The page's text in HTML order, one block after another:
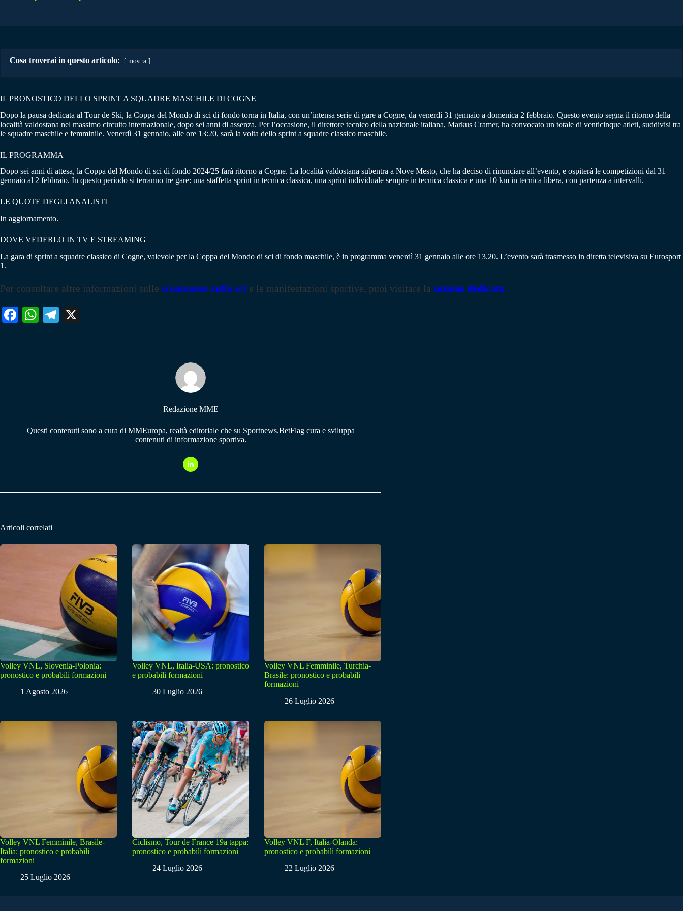
Cosa troverai in questo articolo: mostra
IL PRONOSTICO DELLO SPRINT A SQUADRE MASCHILE DI COGNE
Dopo la pausa dedicata al Tour de Ski, la Coppa del Mondo di sci di fondo torna in Italia, con un’intensa serie di gare a Cogne, da venerdì 31 gennaio a domenica 2 febbraio. Questo evento segna il ritorno della
località valdostana nel massimo circuito internazionale, dopo sei anni di assenza. Per l’occasione, il direttore tecnico della nazionale italiana, Markus Cramer, ha convocato un totale di venticinque atleti, suddivisi tra
le squadre maschile e femminile. Venerdì 31 gennaio, alle ore 13:20, sarà la volta dello sprint a squadre classico maschile.
IL PROGRAMMA
Dopo sei anni di attesa, la Coppa del Mondo di sci di fondo 2024/25 farà ritorno a Cogne. La località valdostana subentra a Nove Mesto, che ha deciso di rinunciare all’evento, e ospiterà le competizioni dal 31
gennaio al 2 febbraio. In questo periodo si terranno tre gare: una staffetta sprint in tecnica classica, una sprint individuale sempre in tecnica classica e una 10 km in tecnica libera, con partenza a intervalli.
LE QUOTE DEGLI ANALISTI
In aggiornamento.
DOVE VEDERLO IN TV E STREAMING
La gara di sprint a squadre classico di Cogne, valevole per la Coppa del Mondo di sci di fondo maschile, è in programma venerdì 31 gennaio alle ore 13.20. L’evento sarà trasmesso in diretta televisiva su Eurosport
1.
Per consultare altre informazioni sulle scommesse sullo sci e le manifestazioni sportive, puoi visitare la sezione dedicata
Fa W
pp
Te
m
Redazione MME
Questi contenuti sono a cura di MMEuropa, realtà editoriale che su Sportnews.BetFlag cura e sviluppa
contenuti di informazione sportiva.
Articoli correlati
Volley VNL, Slovenia-Polonia:
pronostico e probabili formazioni
1 Agosto 2026
Volley VNL, Italia-USA: pronostico
e probabili formazioni
30 Luglio 2026
Volley VNL Femminile, Turchia-
Brasile: pronostico e probabili
formazioni
26 Luglio 2026
Volley VNL Femminile, Brasile-
Italia: pronostico e probabili
formazioni
25 Luglio 2026
Ciclismo, Tour de France 19a tappa:
pronostico e probabili formazioni
24 Luglio 2026
Volley VNL F, Italia-Olanda:
pronostico e probabili formazioni
22 Luglio 2026